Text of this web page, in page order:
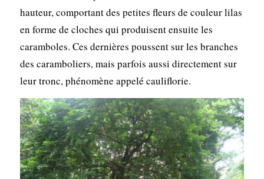
hauteur, comportant des petites fleurs de couleur lilas
en forme de cloches qui produisent ensuite les
caramboles. Ces dernières poussent sur les branches
des caramboliers, mais parfois aussi directement sur
leur tronc, phénomène appelé cauliflorie.